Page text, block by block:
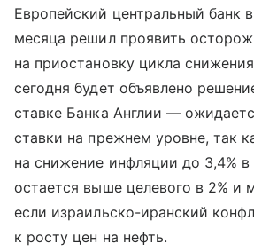
Европейский центральный банк
месяца решил проявить
на приостановку цикла
сегодня будет объявлено
ставке Банка Англии —
ставки на прежнем уровне, так
на снижение инфляции до 3,4% в
остается выше целевого в 2% и
если израильско-иранский
к росту цен на нефть.